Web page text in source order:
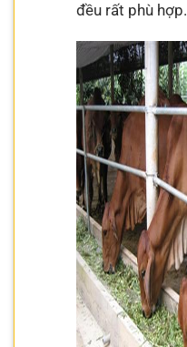
đều rất phù hợp.